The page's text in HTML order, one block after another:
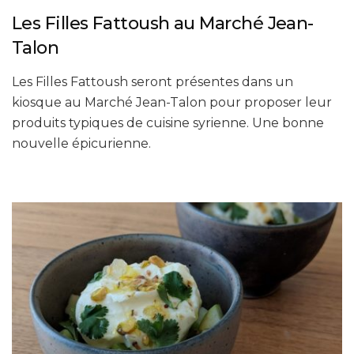
Les Filles Fattoush au Marché Jean-
Talon
Les Filles Fattoush seront présentes dans un
kiosque au Marché Jean-Talon pour proposer leur
produits typiques de cuisine syrienne. Une bonne
nouvelle épicurienne.